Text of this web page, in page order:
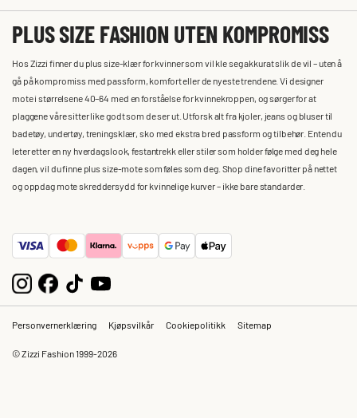
PLUS SIZE FASHION UTEN KOMPROMISS
Hos Zizzi finner du plus size-klær for kvinner som vil kle seg akkurat slik de vil – uten å
gå på kompromiss med passform, komfort eller de nyeste trendene. Vi designer
mote i størrelsene 40–64 med en forståelse for kvinnekroppen, og sørger for at
plaggene våre sitter like godt som de ser ut. Utforsk alt fra kjoler, jeans og bluser til
badetøy, undertøy, treningsklær, sko med ekstra bred passform og tilbehør. Enten du
leter etter en ny hverdagslook, festantrekk eller stiler som holder følge med deg hele
dagen, vil du finne plus size-mote som føles som deg. Shop dine favoritter på nettet
og oppdag mote skreddersydd for kvinnelige kurver – ikke bare standarder.
Personvernerklæring Kjøpsvilkår Cookiepolitikk Sitemap
© Zizzi Fashion 1999-2026